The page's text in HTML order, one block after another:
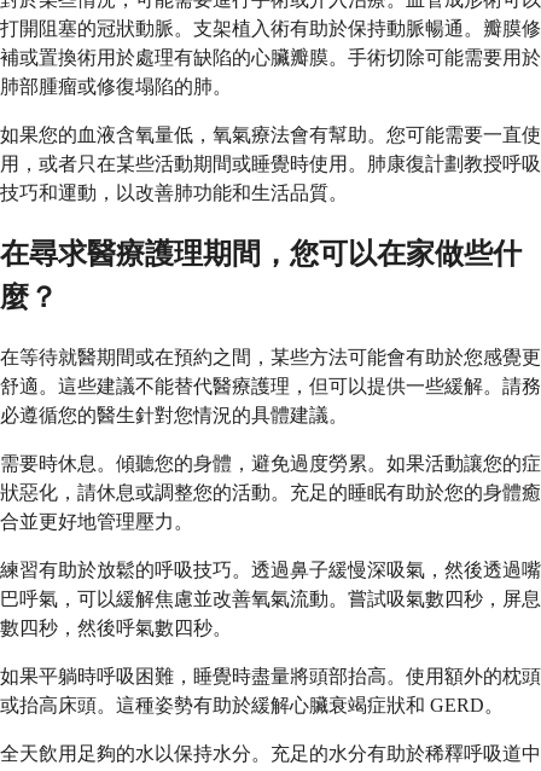
打開阻塞的冠狀動脈。支架植入術有助於保持動脈暢通。瓣膜修
補或置換術用於處理有缺陷的心臟瓣膜。手術切除可能需要用於
肺部腫瘤或修復塌陷的肺。
如果您的血液含氧量低，氧氣療法會有幫助。您可能需要一直使
用，或者只在某些活動期間或睡覺時使用。肺康復計劃教授呼吸
技巧和運動，以改善肺功能和生活品質。
在尋求醫療護理期間，您可以在家做些什
麼？
在等待就醫期間或在預約之間，某些方法可能會有助於您感覺更
舒適。這些建議不能替代醫療護理，但可以提供一些緩解。請務
必遵循您的醫生針對您情況的具體建議。
需要時休息。傾聽您的身體，避免過度勞累。如果活動讓您的症
狀惡化，請休息或調整您的活動。充足的睡眠有助於您的身體癒
合並更好地管理壓力。
練習有助於放鬆的呼吸技巧。透過鼻子緩慢深吸氣，然後透過嘴
巴呼氣，可以緩解焦慮並改善氧氣流動。嘗試吸氣數四秒，屏息
數四秒，然後呼氣數四秒。
如果平躺時呼吸困難，睡覺時盡量將頭部抬高。使用額外的枕頭
或抬高床頭。這種姿勢有助於緩解心臟衰竭症狀和 GERD。
全天飲用足夠的水以保持水分。充足的水分有助於稀釋呼吸道中